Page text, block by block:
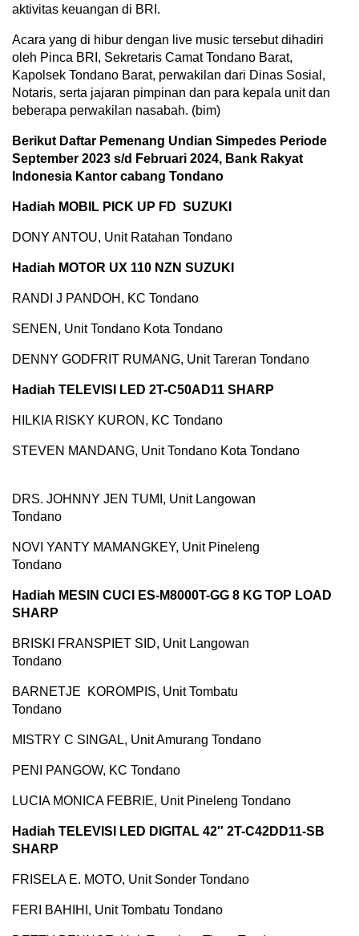
aktivitas keuangan di BRI.
Acara yang di hibur dengan live music tersebut dihadiri
oleh Pinca BRI, Sekretaris Camat Tondano Barat,
Kapolsek Tondano Barat, perwakilan dari Dinas Sosial,
Notaris, serta jajaran pimpinan dan para kepala unit dan
beberapa perwakilan nasabah. (bim)
Berikut Daftar Pemenang Undian Simpedes Periode
September 2023 s/d Februari 2024, Bank Rakyat
Indonesia Kantor cabang Tondano
Hadiah MOBIL PICK UP FD SUZUKI
DONY ANTOU, Unit Ratahan Tondano
Hadiah MOTOR UX 110 NZN SUZUKI
RANDI J PANDOH, KC Tondano
SENEN, Unit Tondano Kota Tondano
DENNY GODFRIT RUMANG, Unit Tareran Tondano
Hadiah TELEVISI LED 2T-C50AD11 SHARP
HILKIA RISKY KURON, KC Tondano
STEVEN MANDANG, Unit Tondano Kota Tondano
DRS. JOHNNY JEN TUMI, Unit Langowan
Tondano
NOVI YANTY MAMANGKEY, Unit Pineleng
Tondano
Hadiah MESIN CUCI ES-M8000T-GG 8 KG TOP LOAD
SHARP
BRISKI FRANSPIET SID, Unit Langowan
Tondano
BARNETJE KOROMPIS, Unit Tombatu
Tondano
MISTRY C SINGAL, Unit Amurang Tondano
PENI PANGOW, KC Tondano
LUCIA MONICA FEBRIE, Unit Pineleng Tondano
Hadiah TELEVISI LED DIGITAL 42″ 2T-C42DD11-SB
SHARP
FRISELA E. MOTO, Unit Sonder Tondano
FERI BAHIHI, Unit Tombatu Tondano